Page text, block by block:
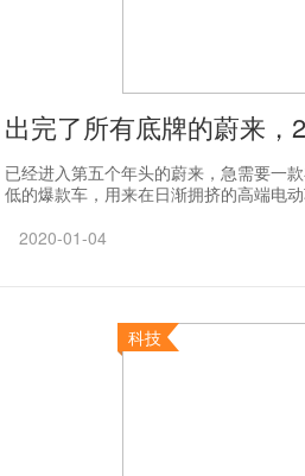
出完了所有底牌的蔚来，
已经进入第五个年头的蔚来，急需要一
低的爆款车，用来在日渐拥挤的高端电
2020-01-04
科技